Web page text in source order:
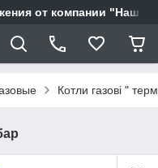
от компании "Наш
Котли газові "